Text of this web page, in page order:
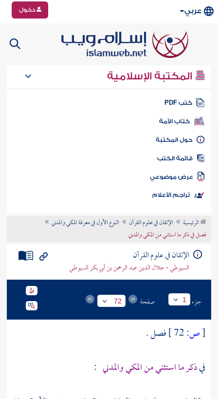
عربي دخول
المكتبة الإسلامية
كتب PDF
كتاب الأمة
المكتبة
الكتب
موضوعي
تراجم الأعلام
الرئيسية الإتقان في علوم القرآن
النوع الأول في معرفة المكي والمدني
فصل في ذكر ما استثني من المكي والمدني
الإتقان في علوم القرآن
السيوطي - جلال الدين عبد الرحمن بن أبي بكر السيوطي
جزء 1 صفحة 72
[ص:
فصل .
فيذكر ما استثني من المكي والمدني :